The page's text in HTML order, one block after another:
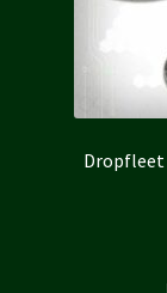
Dropfleet